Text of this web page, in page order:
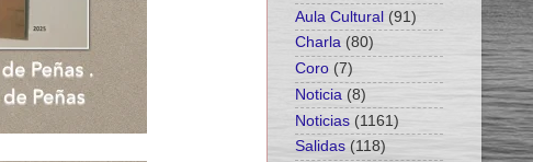
Aula Cultural (91)
Charla (80)
Coro (7)
Noticia (8)
Noticias (1161)
Salidas (118)